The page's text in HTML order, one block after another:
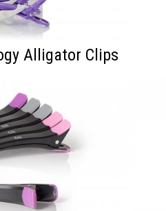
Alligator Clips